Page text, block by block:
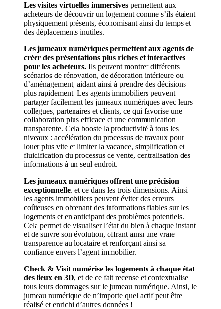
Les visites virtuelles immersives permettent aux
acheteurs de découvrir un logement comme s’ils étaient
physiquement présents, économisant ainsi du temps et
des déplacements inutiles.
Les jumeaux numériques permettent aux agents de
créer des présentations plus riches et interactives
pour les acheteurs. Ils peuvent montrer différents
scénarios de rénovation, de décoration intérieure ou
d’aménagement, aidant ainsi à prendre des décisions
plus rapidement. Les agents immobiliers peuvent
partager facilement les jumeaux numériques avec leurs
collègues, partenaires et clients, ce qui favorise une
collaboration plus efficace et une communication
transparente. Cela booste la productivité à tous les
niveaux : accélération du processus de travaux pour
louer plus vite et limiter la vacance, simplification et
fluidification du processus de vente, centralisation des
informations à un seul endroit.
Les jumeaux numériques offrent une précision
exceptionnelle, et ce dans les trois dimensions. Ainsi
les agents immobiliers peuvent éviter des erreurs
coûteuses en obtenant des informations fiables sur les
logements et en anticipant des problèmes potentiels.
Cela permet de visualiser l’état du bien à chaque instant
et de suivre son évolution, offrant ainsi une vraie
transparence au locataire et renforçant ainsi sa
confiance envers l’agent immobilier.
Check & Visit numérise les logements à chaque état
des lieux en 3D, et de ce fait recense et contextualise
tous leurs dommages sur le jumeau numérique. Ainsi, le
jumeau numérique de n’importe quel actif peut être
réalisé et enrichi d’autres données !